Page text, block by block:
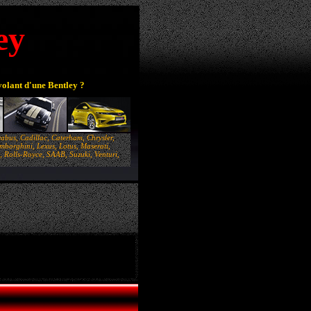
d'une Bentley ?
Cadillac, Caterham, Chrysler,
Lexus, Lotus, Maserati,
Rolls-Royce, SAAB, Suzuki, Venturi,